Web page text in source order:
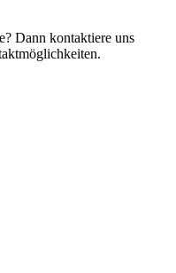
Dann kontaktiere uns